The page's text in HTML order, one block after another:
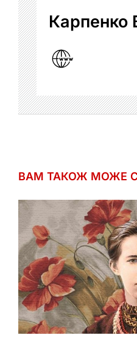
Карпенко
ВАМ ТАКОЖ МОЖЕ